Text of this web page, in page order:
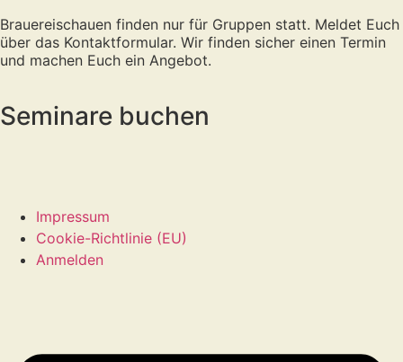
Brauereischauen finden nur für Gruppen statt. Meldet Euch
über das Kontaktformular. Wir finden sicher einen Termin
und machen Euch ein Angebot.
Seminare buchen
Impressum
Cookie-Richtlinie (EU)
Anmelden